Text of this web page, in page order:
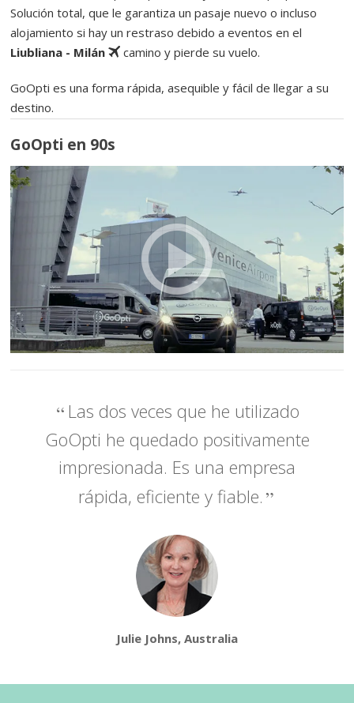
Solución total, que le garantiza un pasaje nuevo o incluso
alojamiento si hay un restraso debido a eventos en el
Liubliana - Milán
camino y pierde su vuelo.
GoOpti es una forma rápida, asequible y fácil de llegar a su
destino.
GoOpti en 90s
Las dos veces que he utilizado
GoOpti he quedado positivamente
impresionada. Es una empresa
rápida, eficiente y fiable.
Julie Johns, Australia